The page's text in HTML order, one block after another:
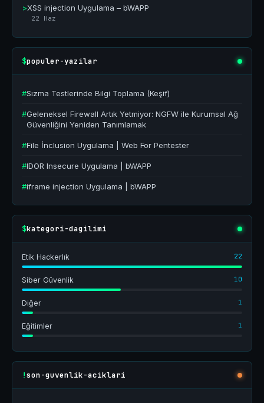
>XSS injection Uygulama – bWAPP
22 Haz
$populer-yazilar
#Sızma Testlerinde Bilgi Toplama (Keşif)
#Geleneksel Firewall Artık Yetmiyor: NGFW ile Kurumsal Ağ
Güvenliğini Yeniden Tanımlamak
#File İnclusion Uygulama | Web For Pentester
#IDOR Insecure Uygulama | bWAPP
#iframe injection Uygulama | bWAPP
$kategori-dagilimi
Etik Hackerlık 22
Siber Güvenlik 10
Diğer 1
Eğitimler 1
!son-guvenlik-aciklari